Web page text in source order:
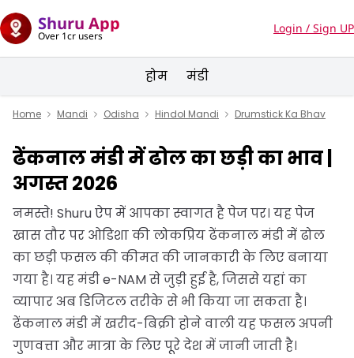
Shuru App
Over 1cr users
Login / Sign UP
होम मंडी
Home Mandi Odisha Hindol Mandi Drumstick Ka Bhav
ढेंकनाल मंडी में ढोल का छड़ी का भाव |
अगस्त 2026
नमस्ते! Shuru ऐप में आपका स्वागत है पेज पर। यह पेज
खास तौर पर ओडिशा की लोकप्रिय ढेंकनाल मंडी में ढोल
का छड़ी फसल की कीमत की जानकारी के लिए बनाया
गया है। यह मंडी e-NAM से जुड़ी हुई है, जिससे यहां का
व्यापार अब डिजिटल तरीके से भी किया जा सकता है।
ढेंकनाल मंडी में खरीद-बिक्री होने वाली यह फसल अपनी
गुणवत्ता और मात्रा के लिए पूरे देश में जानी जाती है।